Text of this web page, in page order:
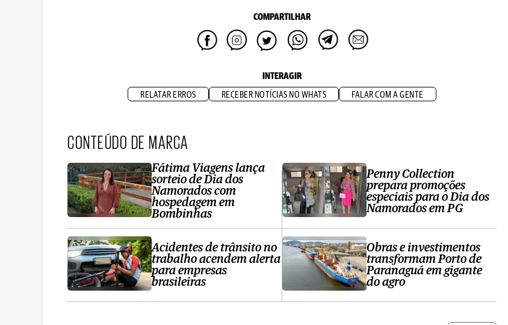
COMPARTILHAR
INTERAGIR
RELATAR ERROS RECEBER NOTÍCIAS NO WHATS FALAR COM A GENTE
CONTEÚDO DE MARCA
Fátima Viagens lança
sorteio de Dia dos
Namorados com
hospedagem em
Bombinhas
Acidentes de trânsito no
trabalho acendem alerta
para empresas
brasileiras
Penny Collection
prepara promoções
especiais para o Dia dos
Namorados em PG
Obras e investimentos
transformam Porto de
Paranaguá em gigante
do agro